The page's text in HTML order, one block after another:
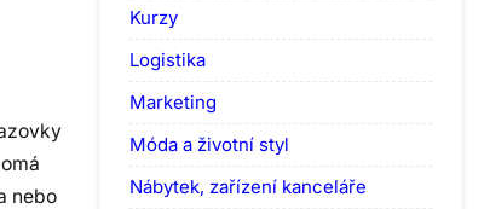
nebo
Kurzy
Logistika
Marketing
Móda a životní styl
Nábytek, zařízení kanceláře